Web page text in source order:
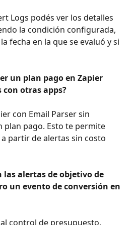
Logs podés ver los detalles
la condición configurada,
fecha en la que se evaluó y si
un plan pago en Zapier
otras apps?
con Email Parser sin
plan pago. Esto te permite
partir de alertas sin costo
las alertas de objetivo de
un evento de conversión en
control de presupuesto,